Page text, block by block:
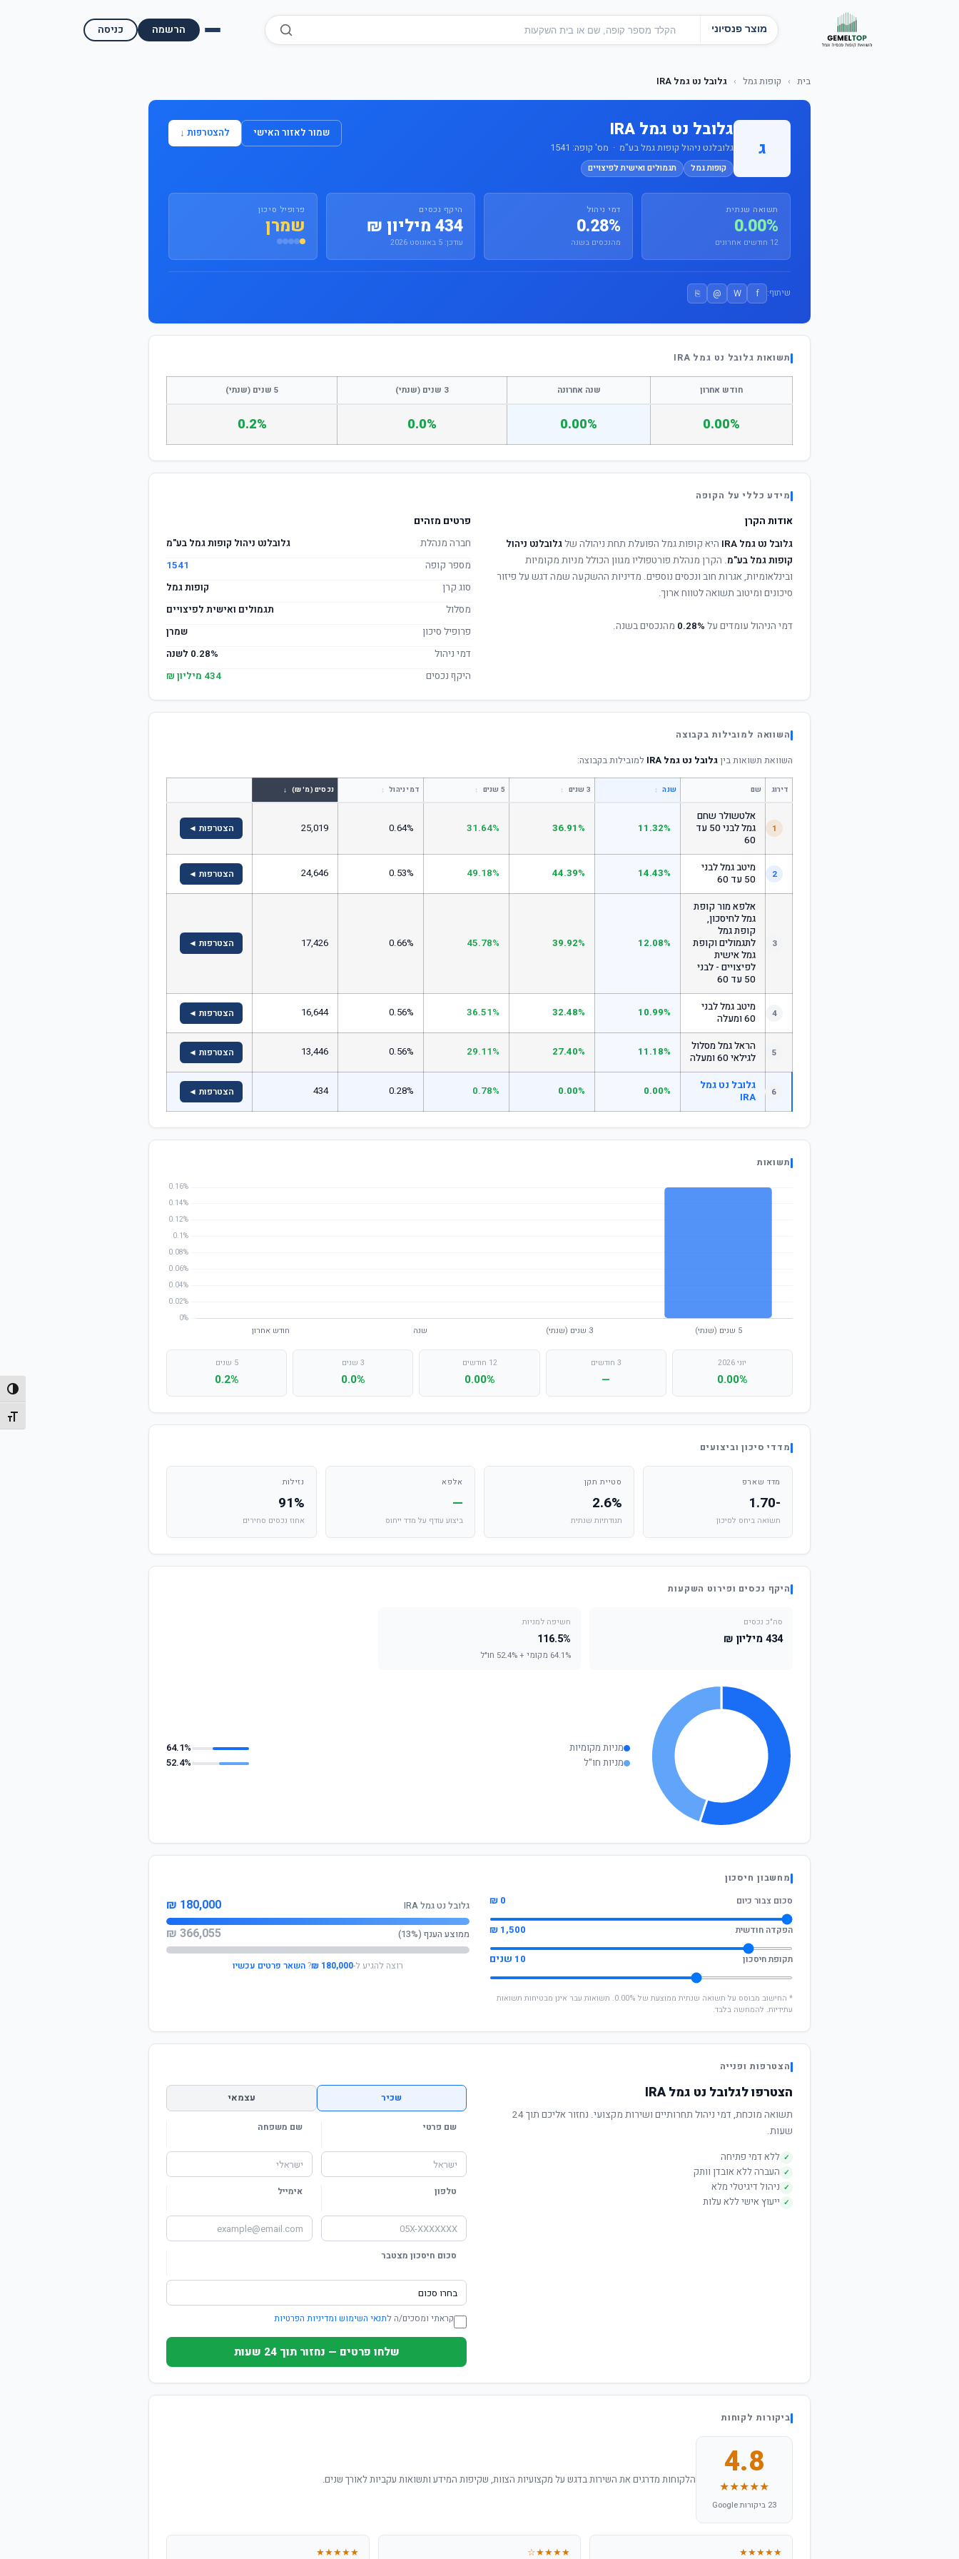
מתג
כניסה הרשמה
השוואת בתי השקעות למסחר עצמאי
מאמרים ומדריכים
מוצר פנסיוני
בית › קופות גמל › גלובל נט גמל IRA
ג
גלובל נט גמל IRA
גלובלנט ניהול קופות גמל בע"מ · מס' קופה: 1541
קופות גמל תגמולים ואישית לפיצויים
שמור לאזור האישי להצטרפות ↓
תשואה שנתית
0.00%
12 חודשים אחרונים
דמי ניהול
0.28%
מהנכסים בשנה
היקף נכסים
434 מיליון ₪
עודכן: 5 באוגוסט 2026
פרופיל סיכון
שמרן
שיתוף: f
W
@
⎘
תשואות גלובל נט גמל IRA
חודש אחרון שנה אחרונה 3 שנים (שנתי) 5 שנים (שנתי)
0.00%
0.00%
0.0%
0.2%
מידע כללי על הקופה
אודות הקרן
גלובל נט גמל IRA
היא קופות גמל הפועלת תחת ניהולה שלגלובלנט ניהול
קופות גמל בע"מ. הקרן מנהלת פורטפוליו מגוון הכולל מניות מקומיות
ובינלאומיות, אגרות חוב ונכסים נוספים. מדיניות ההשקעה שמה דגש על פיזור
סיכונים ומיטוב תשואה לטווח ארוך.
דמי הניהול עומדים על 0.28% מהנכסים בשנה.
פרטים מזהים
חברה מנהלת
גלובלנט ניהול קופות גמל בע"מ
מספר קופה
1541
סוג קרן
קופות גמל
מסלול
תגמולים ואישית לפיצויים
פרופיל סיכון
שמרן
דמי ניהול
0.28% לשנה
היקף נכסים
434 מיליון ₪
השוואה למובילות בקבוצה
השוואת תשואות בין גלובל נט גמל IRA למובילות בקבוצה:
דירוג שם שנה ↕ 3 שנים ↕ 5 שנים ↕ דמי ניהול ↕ נכסים (מ' ₪) ↓
1
אלטשולר שחם
גמל לבני 50 עד
60
11.32%
36.91%
31.64%
0.64%
25,019 הצטרפות ◄
2
מיטב גמל לבני
50 עד 60
14.43%
44.39%
49.18%
0.53%
24,646 הצטרפות ◄
3
אלפא מור קופת
גמל לחיסכון,
קופת גמל
לתגמולים וקופת
גמל אישית
לפיצויים - לבני
50 עד 60
12.08%
39.92%
45.78%
0.66%
17,426 הצטרפות ◄
4
מיטב גמל לבני
60 ומעלה
10.99%
32.48%
36.51%
0.56%
16,644 הצטרפות ◄
5
הראל גמל מסלול
לגילאי 60 ומעלה
11.18%
27.40%
29.11%
0.56%
13,446 הצטרפות ◄
6
גלובל נט גמל
IRA
0.00%
0.00%
0.78%
0.28%
434 הצטרפות ◄
תשואות
יוני 2026
0.00%
3 חודשים
—
12 חודשים
0.00%
3 שנים
0.0%
5 שנים
0.2%
מדדי סיכון וביצועים
מדד שארפ
-1.70
תשואה ביחס לסיכון
סטיית תקן
2.6%
תנודתיות שנתית
אלפא
—
ביצוע עודף על מדד ייחוס
נזילות
91%
אחוז נכסים סחירים
היקף נכסים ופירוט השקעות
סה"כ נכסים
434 מיליון ₪
חשיפה למניות
116.5%
64.1% מקומי + 52.4% חו"ל
מניות מקומיות
64.1%
מניות חו"ל
52.4%
מחשבון חיסכון
סכום צבור כיום
0 ₪
הפקדה חודשית 1,500 ₪
תקופת חיסכון 10 שנים
* החישוב מבוסס על תשואה שנתית ממוצעת של 0.00%. תשואות עבר אינן מבטיחות תשואות
עתידיות. להמחשה בלבד.
גלובל נט גמל IRA 180,000 ₪
ממוצע הענף (13%) 366,055 ₪
רוצה להגיע ל-180,000 ₪
?השאר פרטים עכשיו
הצטרפות ופנייה
הצטרפו לגלובל נט גמל IRA
תשואה מוכחת, דמי ניהול תחרותיים ושירות מקצועי. נחזור אליכם תוך 24
שעות.
✓ ללא דמי פתיחה
✓ העברה ללא אובדן וותק
✓ ניהול דיגיטלי מלא
✓ ייעוץ אישי ללא עלות
שכיר עצמאי
שם פרטי שם משפחה
טלפון אימייל
סכום חיסכון מצטבר
קראתי ומסכים/ה לתנאי השימוש ומדיניות הפרטיות
שלחו פרטים — נחזור תוך 24 שעות
ביקורות לקוחות
4.8
★★★★★
23 ביקורות Google
הלקוחות מדרגים את השירות בדגש על מקצועיות הצוות, שקיפות המידע ותשואות עקביות לאורך שנים.
★★★★★
★★★★☆
★★★★★